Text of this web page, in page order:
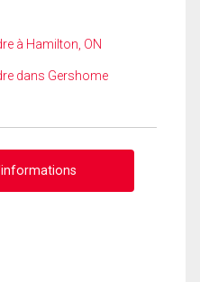
à Hamilton, ON
dans Gershome